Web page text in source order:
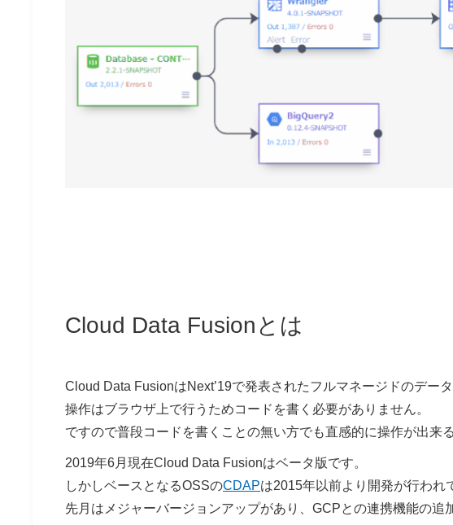
Cloud Data Fusionとは
Cloud Data FusionはNext’19で発表されたフルマネージドのデー
操作はブラウザ上で行うためコードを書く必要がありません。
ですので普段コードを書くことの無い方でも直感的に操作が出来
2019年6月現在Cloud Data Fusionはベータ版です。
しかしベースとなるOSSのCDAPは2015年以前より開発が行われ
先月はメジャーバージョンアップがあり、GCPとの連携機能の追